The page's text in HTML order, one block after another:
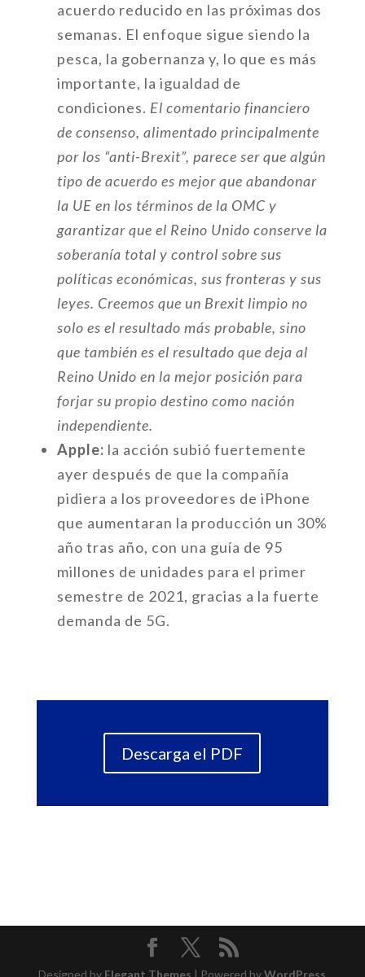
acuerdo reducido en las próximas dos
semanas. El enfoque sigue siendo la
pesca, la gobernanza y, lo que es más
importante, la igualdad de
condiciones. El comentario financiero
de consenso, alimentado principalmente
por los “anti-Brexit”, parece ser que algún
tipo de acuerdo es mejor que abandonar
la UE en los términos de la OMC y
garantizar que el Reino Unido conserve la
soberanía total y control sobre sus
políticas económicas, sus fronteras y sus
leyes. Creemos que un Brexit limpio no
solo es el resultado más probable, sino
que también es el resultado que deja al
Reino Unido en la mejor posición para
forjar su propio destino como nación
independiente.
Apple: la acción subió fuertemente
ayer después de que la compañía
pidiera a los proveedores de iPhone
que aumentaran la producción un 30%
año tras año, con una guía de 95
millones de unidades para el primer
semestre de 2021, gracias a la fuerte
demanda de 5G.
Descarga el PDF
Designed by Elegant Themes | Powered byWordPress